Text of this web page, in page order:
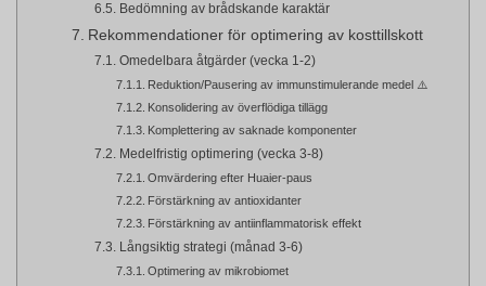
Bedömning av brådskande karaktär
Rekommendationer för optimering av kosttillskott
Omedelbara åtgärder (vecka 1-2)
Reduktion/Pausering av immunstimulerande medel ⚠️
Konsolidering av överflödiga tillägg
Komplettering av saknade komponenter
Medelfristig optimering (vecka 3-8)
Omvärdering efter Huaier-paus
Förstärkning av antioxidanter
Förstärkning av antiinflammatorisk effekt
Långsiktig strategi (månad 3-6)
Optimering av mikrobiomet